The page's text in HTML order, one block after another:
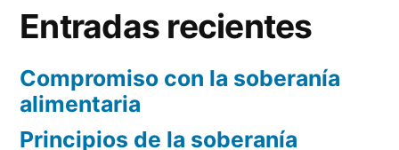
Entradas recientes
Compromiso con la soberanía
alimentaria
Principios de la soberanía